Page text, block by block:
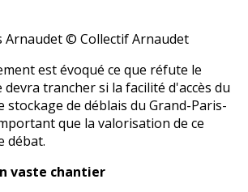
Arnaudet © Collectif Arnaudet
est évoqué ce que réfute le
devra trancher si la facilité d'accès du
stockage de déblais du Grand-Paris-
que la valorisation de ce
débat.
vaste chantier